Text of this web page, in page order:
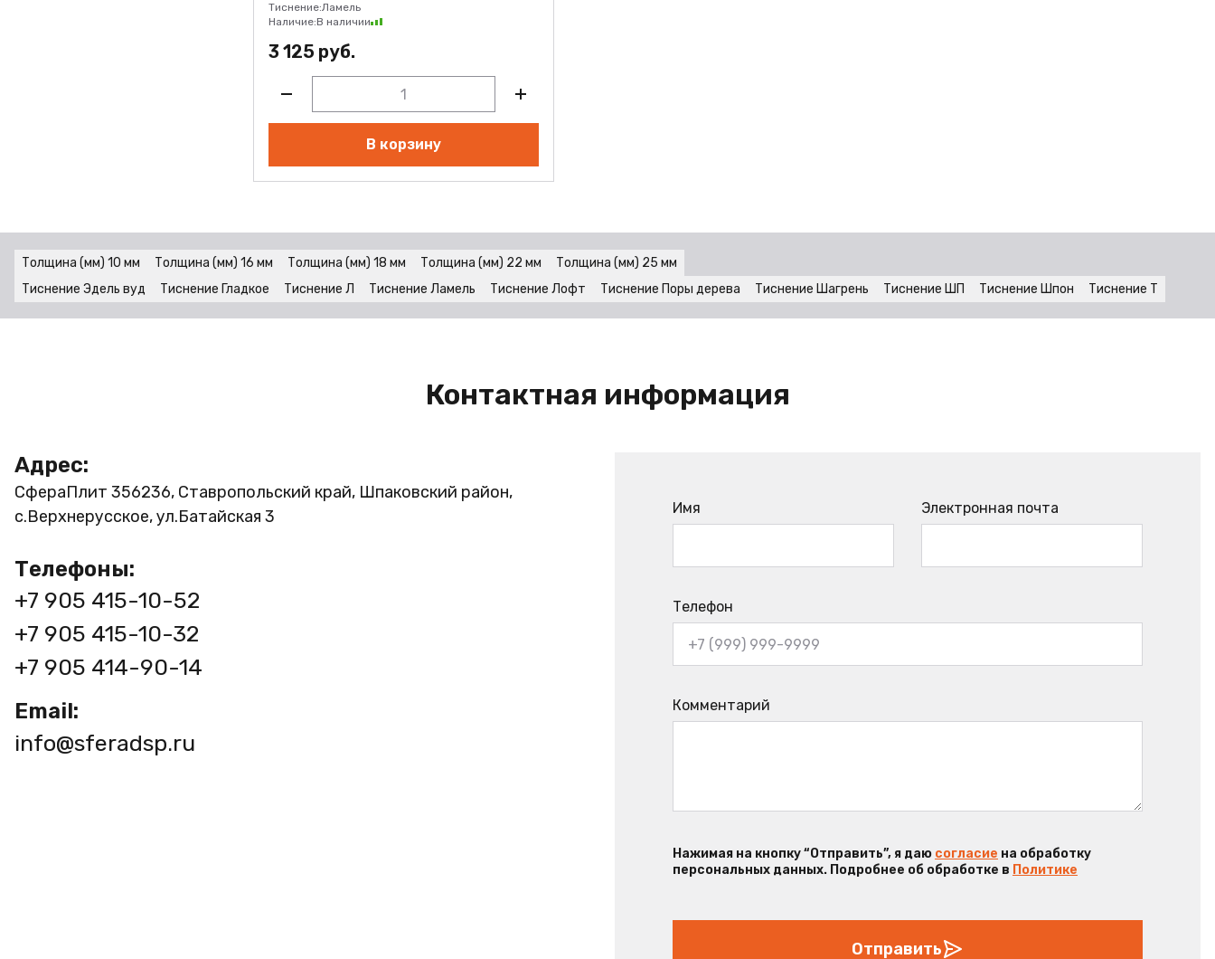
Тиснение:Ламель
Наличие:В наличии
3 125 руб.
В корзину
Тиснение Эдель вуд Тиснение Гладкое Тиснение Л Тиснение Ламель Тиснение Лофт Тиснение Поры дерева Тиснение Шагрень Тиснение ШП Тиснение Шпон Тиснение Т
Толщина (мм) 10 мм Толщина (мм) 16 мм Толщина (мм) 18 мм Толщина (мм) 22 мм Толщина (мм) 25 мм
Контактная информация
Адрес:
СфераПлит 356236, Ставропольский край, Шпаковский район,
с.Верхнерусское, ул.Батайская 3
Телефоны:
+7 905 415-10-52
+7 905 415-10-32
+7 905 414-90-14
Email:
info@sferadsp.ru
Имя Электронная почта
Телефон
Комментарий
Нажимая на кнопку “Отправить”, я даю согласие на обработку
персональных данных. Подробнее об обработке в Политике
Отправить